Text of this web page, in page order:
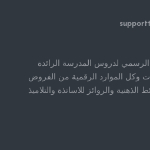
الرسمي لدروس المدرسة الرائدة
وكل الموارد الرقمية من الفروض
الذهنية والروائز للاساتذة والتلاميذ